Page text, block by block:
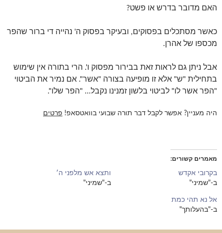
האם מדובר בדרש או פשט?
כאשר מסתכלים בפסוקים, ובעיקר בפסוק ה' נהייה די ברור שהפר
מכספו של אהרן.
אבל ניתן גם לראות זאת בבירור מפסוק ו'. הרי בתורה אין שימוש
בתחילית "ש" אלא זו מופיעה בצורה "אשר". אם נמיר את הביטוי
"הפר אשר לו" לביטוי בלשון זמנינו נקבל… "הפר שלו".
היה מעניין? אפשר לקבל דבר תורה שבועי בוואטסאפ! פרטים
מאמרים קשורים
בקרובי אקדש
ב-"שמיני"
ותצא אש מלפני ה׳
ב-"שמיני"
אל נא תהי כמת
ב-"בהעלותך"